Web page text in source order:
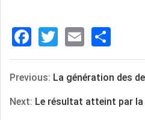
Facebook
Twitter
Email
享
Previous: La génération des
Next: Le résultat atteint par la